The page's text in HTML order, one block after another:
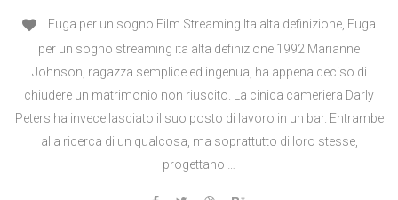
Fuga per un sogno Film Streaming Ita alta definizione, Fuga
per un sogno streaming ita alta definizione 1992 Marianne
Johnson, ragazza semplice ed ingenua, ha appena deciso di
chiudere un matrimonio non riuscito. La cinica cameriera Darly
Peters ha invece lasciato il suo posto di lavoro in un bar. Entrambe
alla ricerca di un qualcosa, ma soprattutto di loro stesse,
progettano …